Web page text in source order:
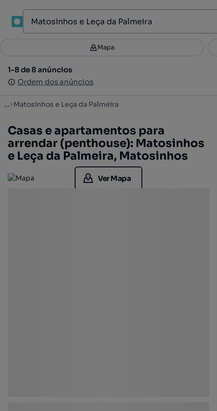
Filtros 3
1-8 de 8 anúncios
Ordem dos anúncios
Mapa
1-8 de 8 anúncios
Ordem dos anúncios
... Matosinhos e Leça da Palmeira
Casas e apartamentos para
arrendar (penthouse): Matosinhos
e Leça da Palmeira, Matosinhos
Ver Mapa